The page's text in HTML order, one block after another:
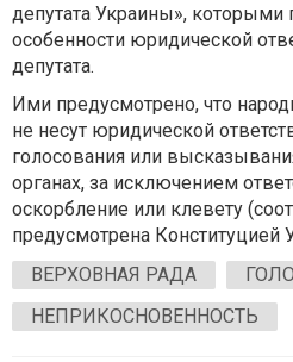
депутата Украины»,
особенности юридической
депутата.
Ими предусмотрено, что
не несут юридической
голосования или
органах, за исключением
оскорбление или клевету
предусмотрена Конституцией
ВЕРХОВНАЯ РАДА
НЕПРИКОСНОВЕННОСТЬ